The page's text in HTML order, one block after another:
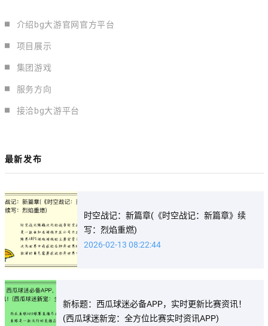
介绍bg大游官网官方平台
项目展示
集团游戏
服务方向
接洽bg大游平台
最新发布
时空战记：新篇章(《时空战记：新篇章》续
写：烈焰重燃)
2026-02-13 08:22:44
新标题：西瓜球迷必备APP，实时更新比赛资讯！
(西瓜球迷新宠：全方位比赛实时资讯APP)